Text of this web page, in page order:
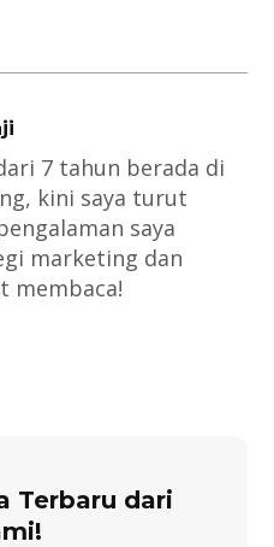
7 tahun berada di
kini saya turut
saya
marketing dan
membaca!
Terbaru dari